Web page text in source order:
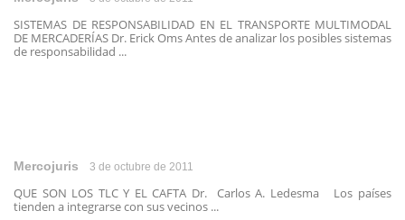
SISTEMAS DE RESPONSABILIDAD EN EL TRANSPORTE MULTIMODAL
DE MERCADERÍAS Dr. Erick Oms Antes de analizar los posibles sistemas
de responsabilidad ...
Mercojuris 3 de octubre de 2011
QUE SON LOS TLC Y EL CAFTA Dr. Carlos A. Ledesma Los países
tienden a integrarse con sus vecinos ...